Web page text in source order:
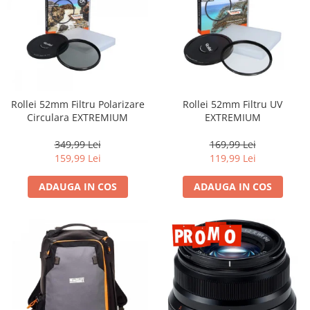
Camere Video Cinematice
Camere video de actiune
Accesorii camere video de actiune
Acumulatori camere video
Lampi video
Stabilizatoare (Gimbal) / Steady
Huse Protectie / Ploaie camere
Camere Video Cinematice
Camere Video Compacte
Rollei 52mm Filtru Polarizare
Circulara EXTREMIUM
349,99 Lei
159,99 Lei
ADAUGA IN COS
Rollei 52mm Filtru UV
EXTREMIUM
169,99 Lei
119,99 Lei
ADAUGA IN COS